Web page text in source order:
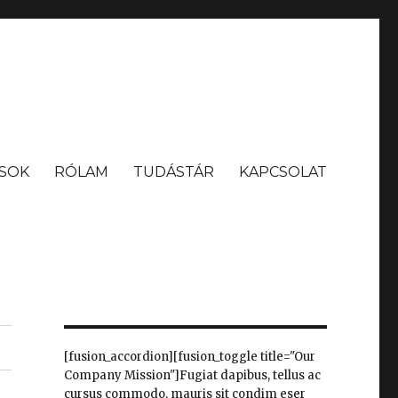
RÓLAM TUDÁSTÁR KAPCSOLAT
[fusion_accordion][fusion_toggle title="Our
Company Mission"]Fugiat dapibus, tellus ac
cursus commodo, mauris sit condim eser